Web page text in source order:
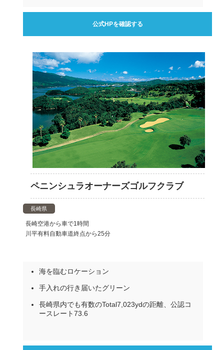
公式HPを確認する
ペニンシュラオーナーズゴルフクラブ
長崎県
長崎空港から車で1時間
川平有料自動車道終点から25分
海を臨むロケーション
手入れの行き届いたグリーン
長崎県内でも有数のTotal7,023ydの距離、公認コ
ースレート73.6